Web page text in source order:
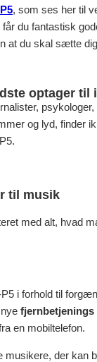
, som ses her til
får du fantastisk
at du skal sætte
optager til
og lyd, finder
til musik
med alt, hvad
i forhold til
fjernbetjenings
en mobiltelefon.
musikere, der kan